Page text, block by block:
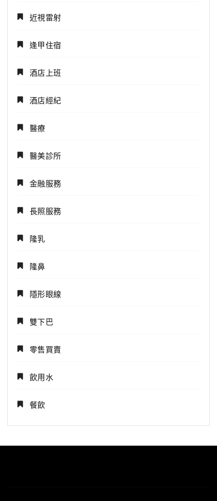
近視雷射
逢甲住宿
酒店上班
酒店經紀
醫療
醫美診所
金融服務
長照服務
隆乳
隆鼻
隱形眼線
雙下巴
零售買賣
飲用水
餐飲